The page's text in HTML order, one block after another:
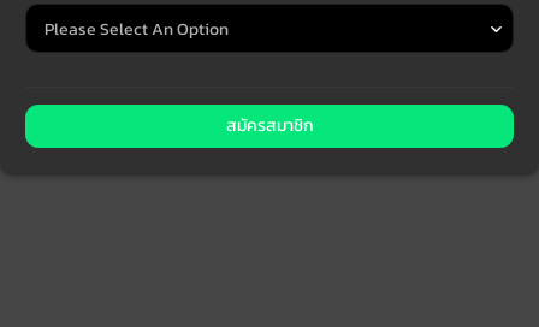
สมัครสมาชิก